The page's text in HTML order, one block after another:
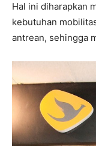
Hal ini diharapkan
kebutuhan
antrean, sehingga